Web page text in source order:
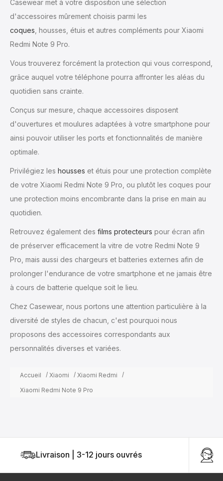
Casewear met à votre disposition une sélection
d'accessoires mûrement choisis parmi les
coques , housses, étuis et autres compléments pour Xiaomi
Redmi Note 9 Pro.
Vous trouverez forcément la protection qui vous correspond,
grâce auquel votre téléphone pourra affronter les aléas du
quotidien sans crainte.
Conçus sur mesure, chaque accessoires disposent
d'ouvertures et moulures adaptées à votre smartphone pour
ainsi pouvoir utiliser les ports et fonctionnalités de manière
optimale.
Privilégiez les housses et étuis pour une protection complète
de votre Xiaomi Redmi Note 9 Pro, ou plutôt les coques pour
une protection moins encombrante dans la prise en main au
quotidien.
Retrouvez également des films protecteurs pour écran afin
de préserver efficacement la vitre de votre Redmi Note 9
Pro, mais aussi des chargeurs et batteries externes afin de
prolonger l'endurance de votre smartphone et ne jamais être
à cours de batterie quelque soit le lieu.
Chez Casewear, nous portons une attention particulière à la
diversité de styles de chacun, c'est pourquoi nous
proposons des accessoires correspondants aux
personnalités diverses et variées.
Accueil Xiaomi
Xiaomi Redmi
Xiaomi Redmi Note 9 Pro
Livraison | 3-12 jours ouvrés